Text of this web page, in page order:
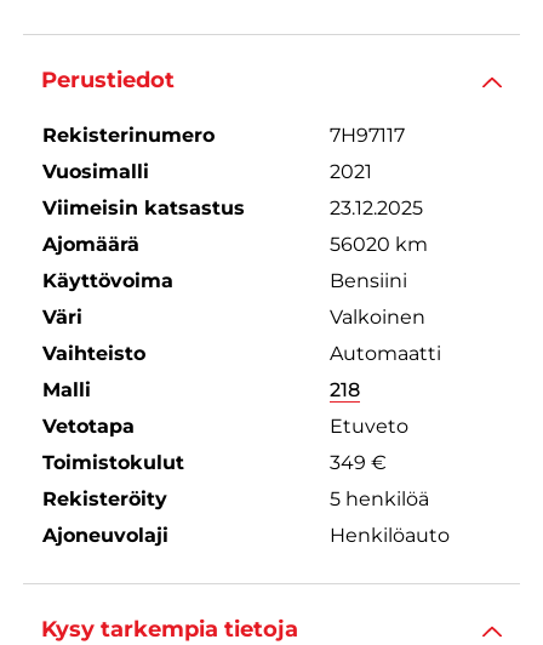
Perustiedot
Rekisterinumero
7H97117
Vuosimalli
2021
Viimeisin katsastus
23.12.2025
Ajomäärä
56020 km
Käyttövoima
Bensiini
Väri
Valkoinen
Vaihteisto
Automaatti
Malli
218
Vetotapa
Etuveto
Toimistokulut
349 €
Rekisteröity
5 henkilöä
Ajoneuvolaji
Henkilöauto
Kysy tarkempia tietoja